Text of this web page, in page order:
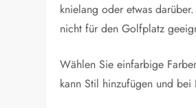
knielang oder etwas
nicht für den Golfplatz
Wählen Sie einfarbige
kann Stil hinzufügen und